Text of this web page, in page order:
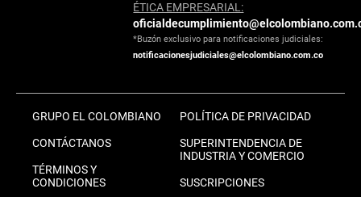
ÉTICA EMPRESARIAL:
*Buzón exclusivo para notificaciones judiciales:
notificacionesjudiciales@elcolombiano.com.co
GRUPO EL COLOMBIANO
CONTÁCTANOS
TÉRMINOS Y
CONDICIONES
POLÍTICA DE PRIVACIDAD
SUPERINTENDENCIA DE
INDUSTRIA Y COMERCIO
SUSCRIPCIONES